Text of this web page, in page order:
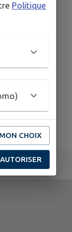
Politique
CHOIX
AUTORISER